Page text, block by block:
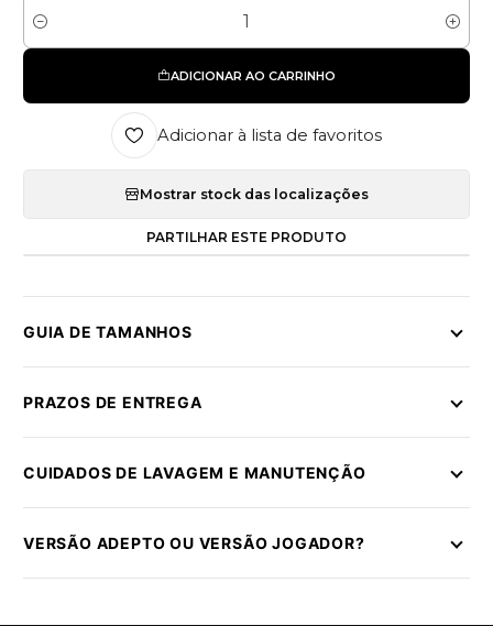
Quantidade
ADICIONAR AO CARRINHO
Adicionar à lista de favoritos
Mostrar stock das localizações
PARTILHAR ESTE PRODUTO
GUIA DE TAMANHOS
PRAZOS DE ENTREGA
CUIDADOS DE LAVAGEM E MANUTENÇÃO
VERSÃO ADEPTO OU VERSÃO JOGADOR?